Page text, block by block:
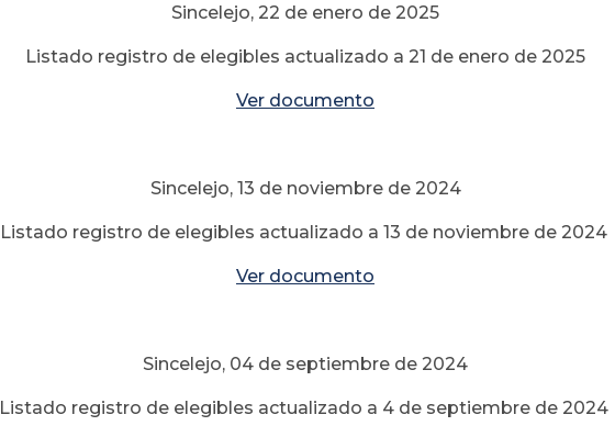
Sincelejo, 22 de enero de 2025
Listado registro de elegibles actualizado a 21 de enero de 2025
Ver documento
Sincelejo, 13 de noviembre de 2024
Listado registro de elegibles actualizado a 13 de noviembre de 2024
Ver documento
Sincelejo, 04 de septiembre de 2024
Listado registro de elegibles actualizado a 4 de septiembre de 2024